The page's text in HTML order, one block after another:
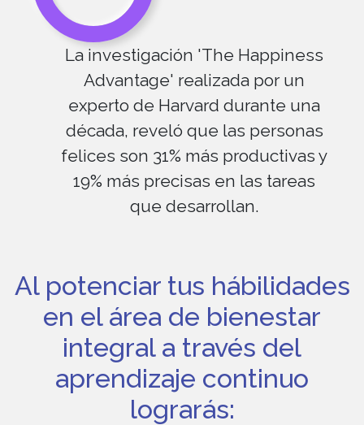
La investigación 'The Happiness
Advantage' realizada por un
experto de Harvard durante una
década, reveló que las personas
felices son 31% más productivas y
19% más precisas en las tareas
que desarrollan.
Al potenciar tus hábilidades
en el área de bienestar
integral a través del
aprendizaje continuo
lograrás: